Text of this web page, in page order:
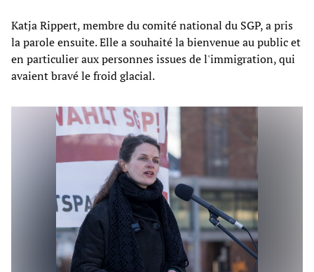
Katja Rippert, membre du comité national du SGP, a pris
la parole ensuite. Elle a souhaité la bienvenue au public et
en particulier aux personnes issues de l'immigration, qui
avaient bravé le froid glacial.